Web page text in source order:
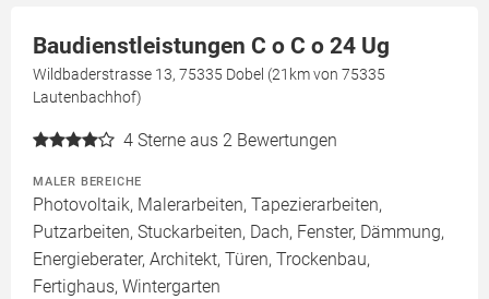
Baudienstleistungen C o C o 24 Ug
Wildbaderstrasse 13, 75335 Dobel (21km von 75335
Lautenbachhof)
4 Sterne aus 2 Bewertungen
MALER BEREICHE
Photovoltaik, Malerarbeiten, Tapezierarbeiten,
Putzarbeiten, Stuckarbeiten, Dach, Fenster, Dämmung,
Energieberater, Architekt, Türen, Trockenbau,
Fertighaus, Wintergarten